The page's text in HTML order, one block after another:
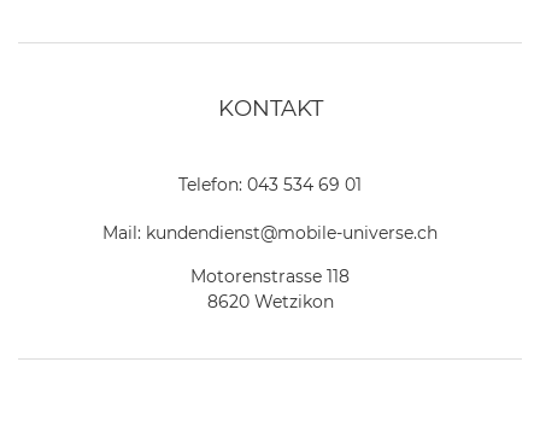
KONTAKT
Telefon: 043 534 69 01
Mail: kundendienst@mobile-universe.ch
Motorenstrasse 118
8620 Wetzikon